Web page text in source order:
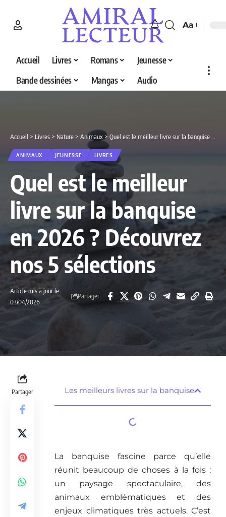
Aa
Accueil Livres Romans
Jeunesse
Bande dessinées
Mangas Audio
Accueil > Livres > Nature > Animaux> Quel est le meilleur livre sur la banquise en 2026 ? Découvrez nos 5 sélections
ANIMAUX JEUNESSE LIVRES
Quel est le meilleur
livre sur la banquise
en 2026 ? Découvrez
nos 5 sélections
Article mis à jour le:
03/04/2026
Partager
Partager Les meilleurs livres sur la banquise
La banquise fascine parce qu’elle
réunit beaucoup de choses à la fois :
un paysage spectaculaire, des
animaux emblématiques et des
enjeux climatiques très actuels. C’est